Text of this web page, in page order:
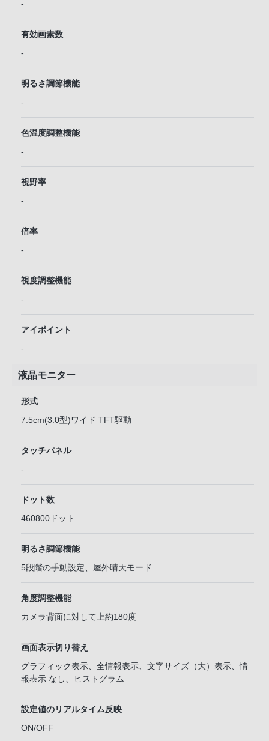
-
有効画素数
-
明るさ調節機能
-
色温度調整機能
-
視野率
-
倍率
-
視度調整機能
-
アイポイント
-
液晶モニター
形式
7.5cm(3.0型)ワイド TFT駆動
タッチパネル
-
ドット数
460800ドット
明るさ調節機能
5段階の手動設定、屋外晴天モード
角度調整機能
カメラ背面に対して上約180度
画面表示切り替え
グラフィック表示、全情報表示、文字サイズ（大）表示、情
報表示 なし、ヒストグラム
設定値のリアルタイム反映
ON/OFF